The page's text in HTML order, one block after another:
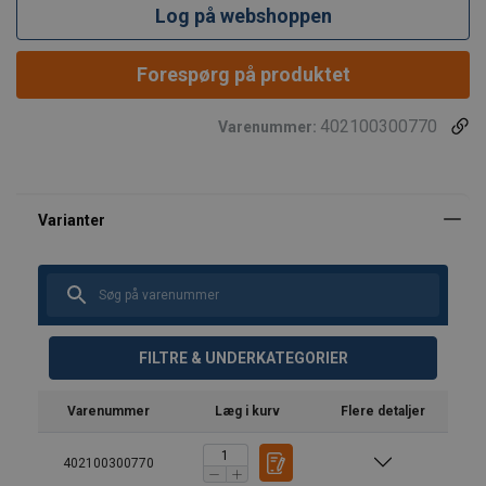
Log på webshoppen
Forespørg på produktet
Varenummer: 402100300770
FILTRE & UNDERKATEGORIER
Varenummer Læg i kurv Flere detaljer
402100300770